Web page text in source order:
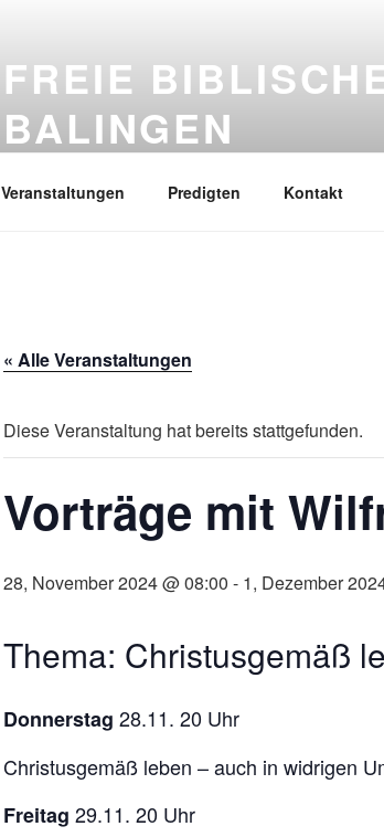
FREIE
BALINGEN
Veranstaltungen Predigten Kontakt
« Alle Veranstaltungen
Diese Veranstaltung hat bereits stattgefunden.
Vorträge mit
28, November 2024 @ 08:00 - 1, Dezember
Thema: Christusgemäß
Donnerstag 28.11. 20 Uhr
Christusgemäß leben – auch in widrigen
Freitag 29.11. 20 Uhr